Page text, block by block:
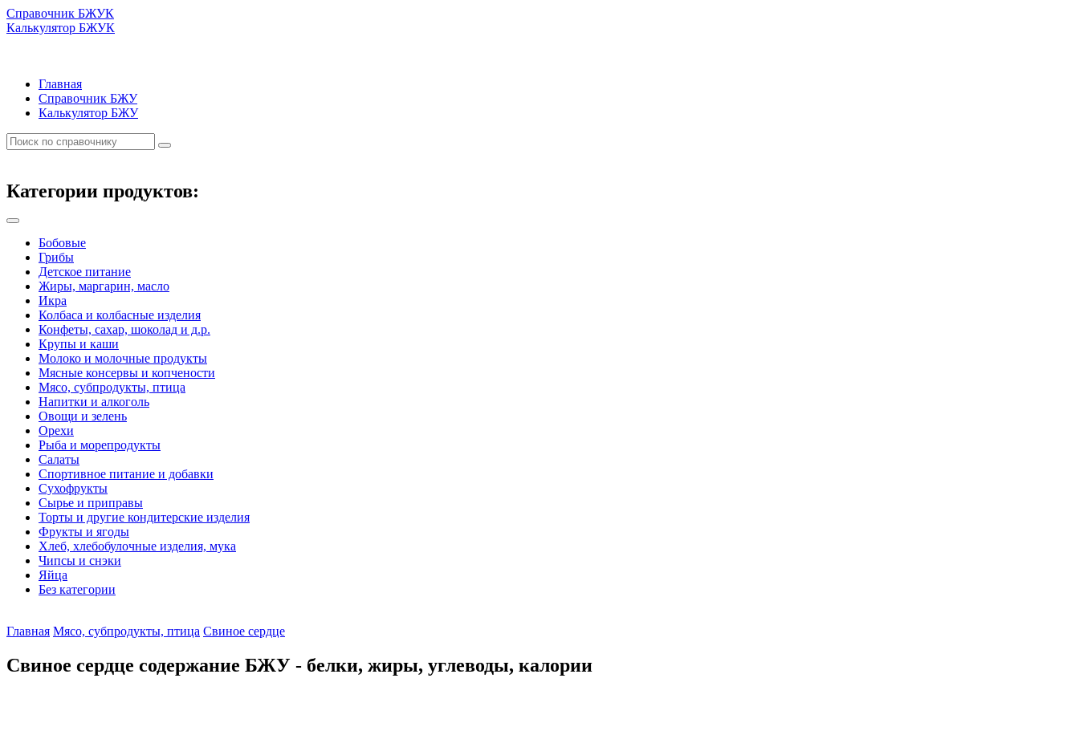
Справочник БЖУК
Калькулятор БЖУК
Главная
Справочник БЖУ
Калькулятор БЖУ
Категории продуктов:
Бобовые
Грибы
Детское питание
Жиры, маргарин, масло
Икра
Колбаса и колбасные изделия
Конфеты, сахар, шоколад и д.р.
Крупы и каши
Молоко и молочные продукты
Мясные консервы и копчености
Мясо, субпродукты, птица
Напитки и алкоголь
Овощи и зелень
Орехи
Рыба и морепродукты
Салаты
Спортивное питание и добавки
Сухофрукты
Сырье и приправы
Торты и другие кондитерские изделия
Фрукты и ягоды
Хлеб, хлебобулочные изделия, мука
Чипсы и снэки
Яйца
Без категории
Главная Мясо, субпродукты, птица Свиное сердце
Свиное сердце содержание БЖУ - белки, жиры, углеводы, калории